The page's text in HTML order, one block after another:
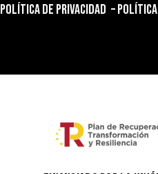
POLÍTICA DE PRIVACIDAD –